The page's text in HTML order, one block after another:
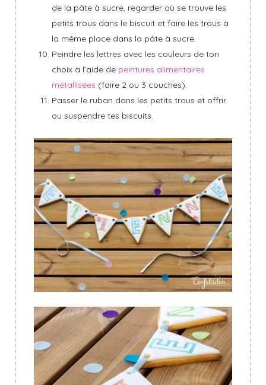
de la pâte à sucre, regarder où se trouve les
petits trous dans le biscuit et faire les trous à
la même place dans la pâte à sucre.
Peindre les lettres avec les couleurs de ton
choix à l’aide de peintures alimentaires
métallisées (faire 2 ou 3 couches).
Passer le ruban dans les petits trous et offrir
ou suspendre tes biscuits.